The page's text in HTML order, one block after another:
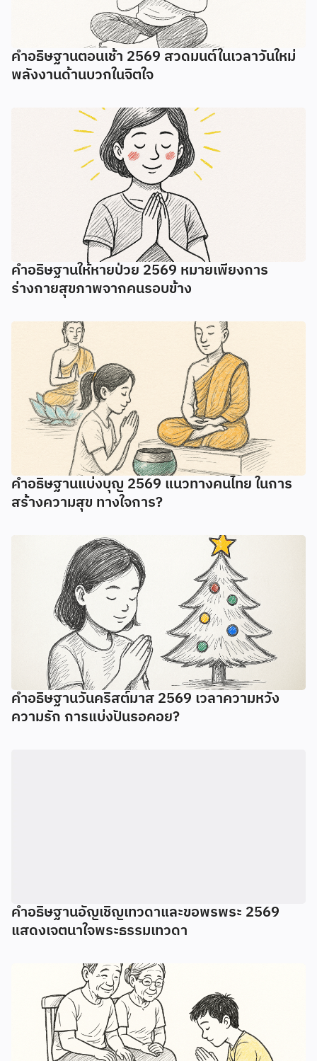
คำอธิษฐานตอนเช้า 2569 สวดมนต์ในเวลาวันใหม่
พลังงานด้านบวกในจิตใจ
คำอธิษฐานให้หายป่วย 2569 หมายเพียงการ
ร่างกายสุขภาพจากคนรอบข้าง
คำอธิษฐานแบ่งบุญ 2569 แนวทางคนไทย ในการ
สร้างความสุข ทางใจการ?
คำอธิษฐานวันคริสต์มาส 2569 เวลาความหวัง
ความรัก การแบ่งปันรอคอย?
คำอธิษฐานอัญเชิญเทวดาและขอพรพระ 2569
แสดงเจตนาใจพระธรรมเทวดา